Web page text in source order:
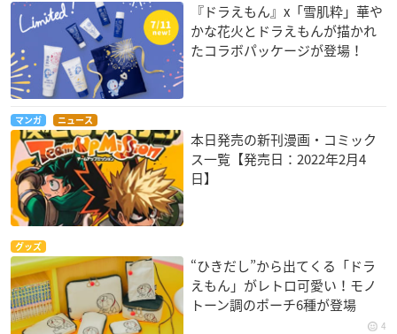
『ドラえもん』x「雪肌粋」華や
かな花火とドラえもんが描かれ
たコラボパッケージが登場！
マンガ ニュース
本日発売の新刊漫画・コミック
ス一覧【発売日：2022年2月4
日】
グッズ
“ひきだし”から出てくる「ドラ
えもん」がレトロ可愛い！モノ
トーン調のポーチ6種が登場
4